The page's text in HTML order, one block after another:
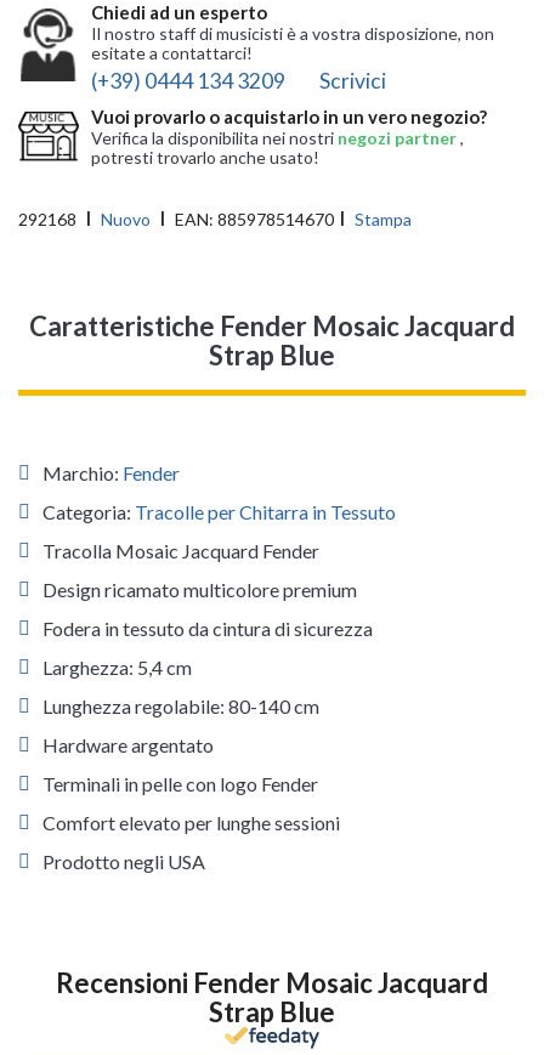
Chiedi ad un esperto
Il nostro staff di musicisti è a vostra disposizione, non
esitate a contattarci!
(+39) 0444 134 3209 Scrivici
Vuoi provarlo o acquistarlo in un vero negozio?
Verifica la disponibilita nei nostri negozi partner,
potresti trovarlo anche usato!
292168 Nuovo EAN: 885978514670 Stampa
Caratteristiche Fender Mosaic Jacquard
Strap Blue
Marchio: Fender
Categoria: Tracolle per Chitarra in Tessuto
Tracolla Mosaic Jacquard Fender
Design ricamato multicolore premium
Fodera in tessuto da cintura di sicurezza
Larghezza: 5,4 cm
Lunghezza regolabile: 80-140 cm
Hardware argentato
Terminali in pelle con logo Fender
Comfort elevato per lunghe sessioni
Prodotto negli USA
Recensioni Fender Mosaic Jacquard
Strap Blue